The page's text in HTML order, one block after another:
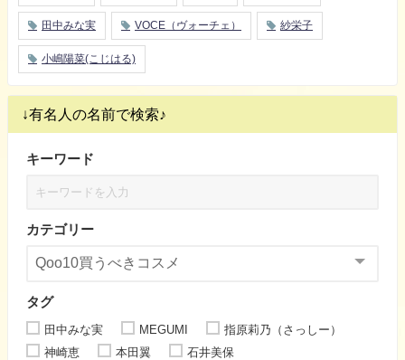
田中みな実 VOCE（ヴォーチェ） 紗栄子
小嶋陽菜(こじはる)
↓有名人の名前で検索♪
キーワード
カテゴリー
タグ
田中みな実 MEGUMI
指原莉乃（さっしー）
神崎恵
本田翼
石井美保